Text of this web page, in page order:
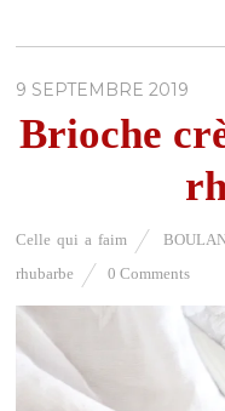
9 SEPTEMBRE 2019
Brioche
Celle qui a faim
rhubarbe
0 Comments